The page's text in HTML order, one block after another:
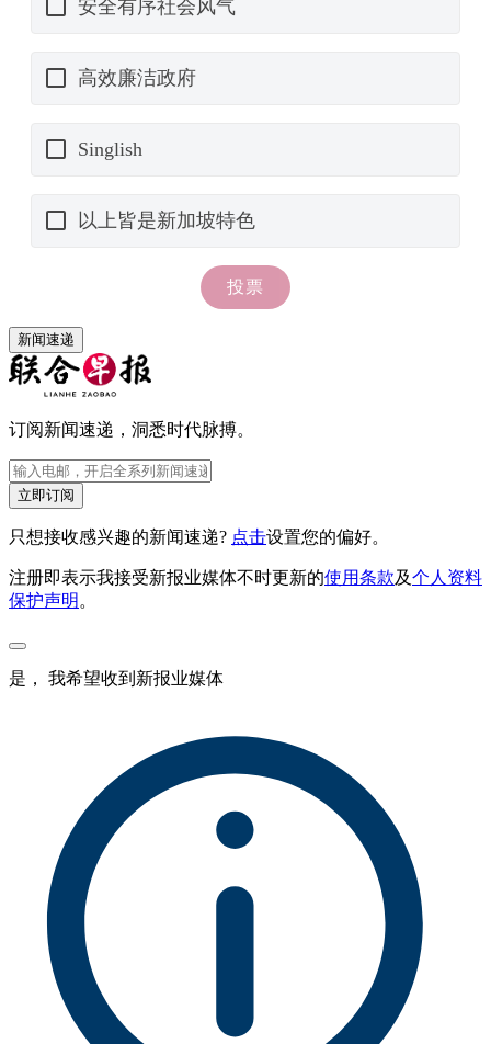
新闻速递
订阅新闻速递，洞悉时代脉搏。
立即订阅
只想接收感兴趣的新闻速递? 点击设置您的偏好。
注册即表示我接受新报业媒体不时更新的使用条款及个人资料
保护声明 。
是， 我希望收到新报业媒体